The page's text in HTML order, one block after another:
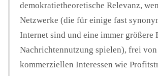
demokratietheoretische Relevanz,
Netzwerke (die für einige fast
Internet sind und eine immer größere
Nachrichtennutzung spielen), frei von
kommerziellen Interessen wie